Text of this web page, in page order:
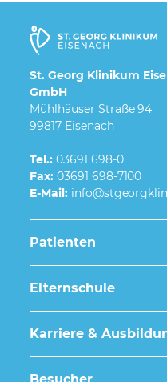
St. Georg Klinikum
GmbH
Mühlhäuser Straße 94
99817 Eisenach
Tel.: 03691 698-0
Fax: 03691 698-7100
E-Mail:
Patienten
Elternschule
Karriere &